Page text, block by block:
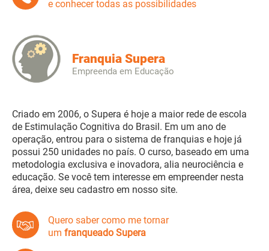
e conhecer todas as possibilidades
Franquia Supera
Empreenda em Educação
Criado em 2006, o Supera é hoje a maior rede de escola
de Estimulação Cognitiva do Brasil. Em um ano de
operação, entrou para o sistema de franquias e hoje já
possui 250 unidades no país. O curso, baseado em uma
metodologia exclusiva e inovadora, alia neurociência e
educação. Se você tem interesse em empreender nesta
área, deixe seu cadastro em nosso site.
Quero saber como me tornar
um franqueado Supera